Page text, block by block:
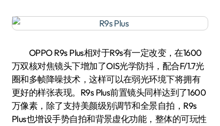
OPPO R9s Plus相对于R9s有一定改变，在1600
万双核对焦镜头下增加了OIS光学防抖，配合F/1.7光
圈和多帧降噪技术，这样可以在弱光环境下将拥有
更好的样张表现。R9s Plus前置镜头同样达到了1600
万像素，除了支持美颜级别调节和全景自拍，R9s
Plus也增设手势自拍和背景虚化功能，整体的可玩性